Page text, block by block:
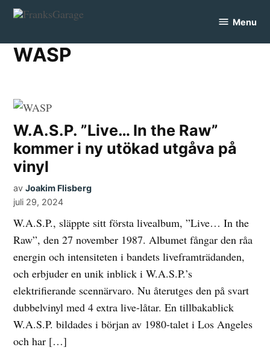
Skip
content
Menu
WASP
W.A.S.P. ”Live… In the Raw”
kommer i ny utökad utgåva på
vinyl
av Joakim Flisberg
juli 29, 2024
W.A.S.P., släppte sitt första livealbum, ”Live… In the
Raw”, den 27 november 1987. Albumet fångar den råa
energin och intensiteten i bandets liveframträdanden,
och erbjuder en unik inblick i W.A.S.P.’s
elektrifierande scennärvaro. Nu återutges den på svart
dubbelvinyl med 4 extra live-låtar. En tillbakablick
W.A.S.P. bildades i början av 1980-talet i Los Angeles
och har […]